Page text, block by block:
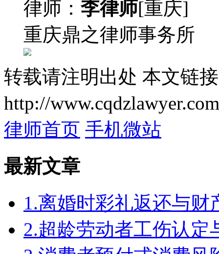
律师： 李律师[重庆]
重庆鼎之律师事务所
转载请注明出处 本文链
http://
律师首页 手机微站
最新文章
1.离婚时彩礼返还与财
2.超龄劳动者工伤认定